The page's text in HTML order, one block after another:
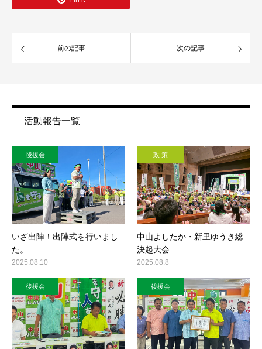
前の記事 次の記事
活動報告一覧
後援会
いざ出陣！出陣式を行いまし
た。
2025.08.10
政 策
中山よしたか・新里ゆうき総
決起大会
2025.08.8
後援会 後援会